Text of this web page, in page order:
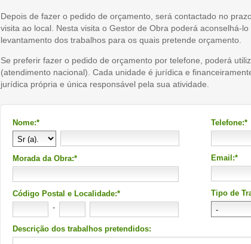
Depois de fazer o pedido de orçamento, será contactado no
visita ao local. Nesta visita o Gestor de Obra poderá aconselhá-
levantamento dos trabalhos para os quais pretende orçamento.
Se preferir fazer o pedido de orçamento por telefone, poderá
(atendimento nacional). Cada unidade é jurídica e
jurídica própria e única responsável pela sua atividade.
Nome:*
Morada da Obra:*
Código Postal e Localidade:*
-
Telefone:*
Email:*
Tipo de
Descrição dos trabalhos pretendidos: